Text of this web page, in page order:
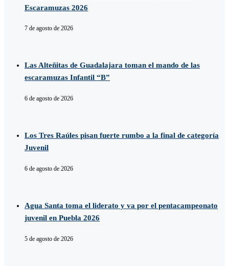
Escaramuzas 2026
7 de agosto de 2026
Las Alteñitas de Guadalajara toman el mando de las
escaramuzas Infantil “B”
6 de agosto de 2026
Los Tres Raúles pisan fuerte rumbo a la final de categoría
Juvenil
6 de agosto de 2026
Agua Santa toma el liderato y va por el pentacampeonato
juvenil en Puebla 2026
5 de agosto de 2026